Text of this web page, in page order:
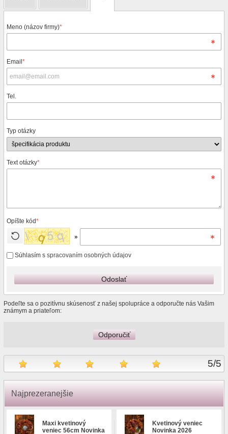
Podeľte sa o pozitívnu skúsenosť z našej spolupráce a odporučte nás Vašim
známym a priateľom:
Odporučiť
5/5
Najprezeranejšie
Maxi kvetinový
veniec 56cm Novinka
Kvetinový veniec
Novinka 2026
Meno (názov firmy)*
Email *
Tel.
Typ otázky
Text otázky*
Opíšte kód*
»
Súhlasím s spracovaním osobných údajov
Odoslať